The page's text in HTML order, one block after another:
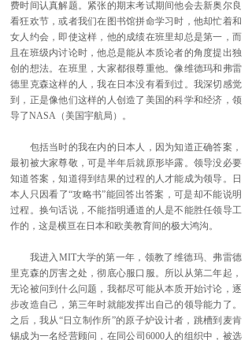
费时间认真解题。紧张的期末考试期间他会去新奥尔良
看狂欢节，或者我们在图书馆拼命学习时，他却忙着和
女人约会，即使这样，他的成绩在班里却总是第一，而
且在班级内讨论时，他总是能从本质论者的角度提出独
创的想法。在班里，大家都很尊重他。像维德玛和弗雷
德里克森这样的人，我在日本没有看到过。我深切感觉
到，正是像他们这样的人创造了美国的科学和经济，领
导了NASA（美国宇航局）。
包括当时的我在内的日本人，因为知道正确答案，
最初被大家尊敬，可是半年后就原形毕露。领导没必要
知道答案，知道得到结果的过程的人才能成为领导。日
本人只因看了“攻略书”能回答出答案，可是却不能说明
过程。换句话说，不能指明通道的人是不能胜任领导工
作的，这是横亘在日本和欧美教育间的极大鸿沟。
我进入MIT大学的第一年，领教了维德玛、弗雷德
里克森的厉害之处，彻底心服口服。所以从第二年起，
无论被问到什么问题，我都尽可能从本质开始讨论，逐
步改造自己，第三年时就能发挥出自己的领导能力了。
之后，我从“日立制作所”的原子炉设计者，跳槽到麦肯
锡成为一名经营顾问，在同公司6000人的组织中，被选